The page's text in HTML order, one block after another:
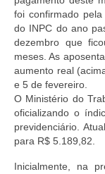
foi confirmado
do INPC do ano
dezembro que
meses. As
aumento real
e 5 de fevereiro.
O Ministério do
oficializando o
previdenciário.
para R$ 5.189,82.
Inicialmente, na